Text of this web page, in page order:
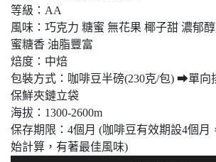
等級：AA
風味：巧克力 糖蜜 無花果 椰子甜 濃郁
蜜糖香 油脂豐富
焙度：中焙
包裝方式：咖啡豆半磅(230克/包) ➡單向
保鮮夾鏈立袋
海拔：1300-2600m
保存期限：4個月 (咖啡豆有效期設4個月
始計算，有著最佳風味)